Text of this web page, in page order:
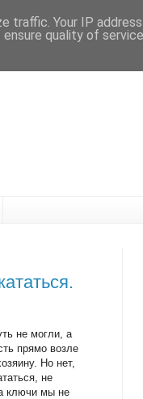
не могли, а
прямо возле
Но нет,
не
ключи мы не
traffic. Your IP
quality of